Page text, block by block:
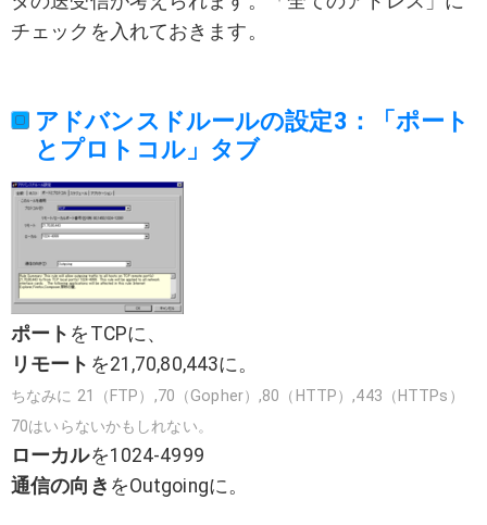
チェックを入れておきます。
アドバンスドルールの設定3：「ポート
とプロトコル」タブ
ポート をTCPに、
リモート を21,70,80,443に。
ちなみに 21（FTP）,70（Gopher）,80（HTTP）,443（HTTPs）
70はいらないかもしれない。
ローカルを1024-4999
通信の向き をOutgoingに。